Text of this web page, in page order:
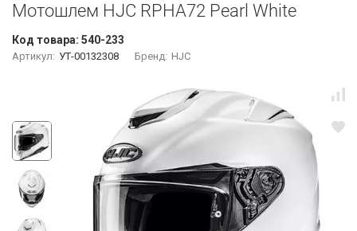
Мотошлем HJC RPHA72 Pearl White
Код товара: 540-233
Артикул: УТ-00132308 Бренд: HJC